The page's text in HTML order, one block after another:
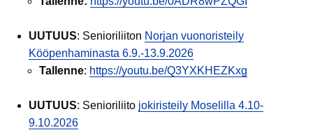
UUTUUS: Senioriliiton Norjan vuonoristeily
Kööpenhaminasta 6.9.-13.9.2026
Tallenne: https://youtu.be/Q3YXKHEZKxg
UUTUUS: Senioriliito jokiristeily Moselilla 4.10-
9.10.2026